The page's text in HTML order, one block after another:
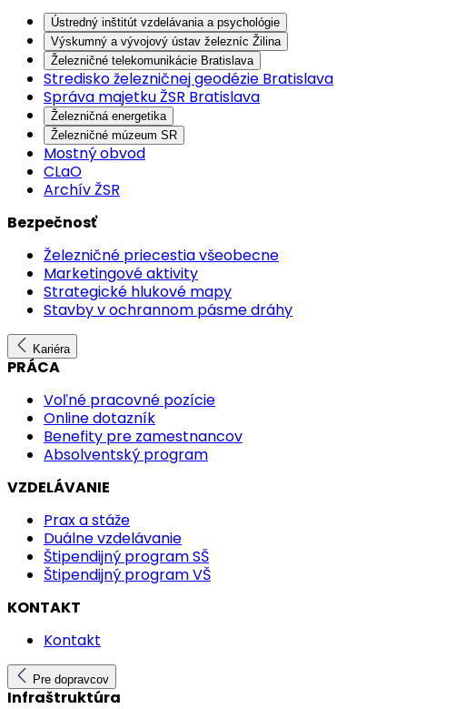
Ústredný inštitút vzdelávania a psychológie
Výskumný a vývojový ústav železníc Žilina
Železničné telekomunikácie Bratislava
Stredisko železničnej geodézie Bratislava
Správa majetku ŽSR Bratislava
Železničná energetika
Železničné múzeum SR
Mostný obvod
CLaO
Archív ŽSR
Bezpečnosť
Železničné priecestia všeobecne
Marketingové aktivity
Strategické hlukové mapy
Stavby v ochrannom pásme dráhy
Kariéra
PRÁCA
Voľné pracovné pozície
Online dotazník
Benefity pre zamestnancov
Absolventský program
VZDELÁVANIE
Prax a stáže
Duálne vzdelávanie
Štipendijný program SŠ
Štipendijný program VŠ
KONTAKT
Kontakt
Pre dopravcov
Infraštruktúra